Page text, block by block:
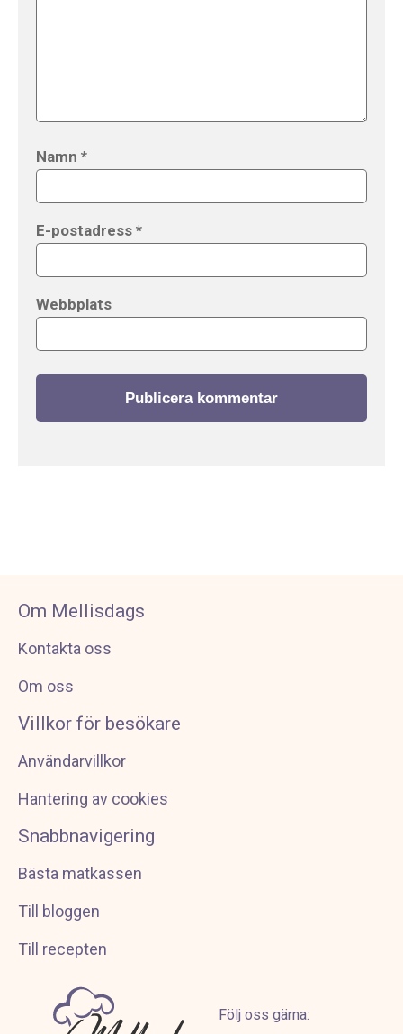
Namn *
E-postadress *
Webbplats
Om Mellisdags
Kontakta oss
Om oss
Villkor för besökare
Användarvillkor
Hantering av cookies
Snabbnavigering
Bästa matkassen
Till bloggen
Till recepten
Följ oss gärna: